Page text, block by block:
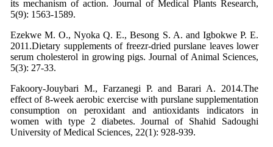
its mechanism of action. Journal of Medical Plants Research,
5(9): 1563-1589.
Ezekwe M. O., Nyoka Q. E., Besong S. A. and Igbokwe P. E.
2011.Dietary supplements of freezr-dried purslane leaves lower
serum cholesterol in growing pigs. Journal of Animal Sciences,
5(3): 27-33.
Fakoory-Jouybari M., Farzanegi P. and Barari A. 2014.The
effect of 8-week aerobic exercise with purslane supplementation
consumption on peroxidant and antioxidants indicators in
women with type 2 diabetes. Journal of Shahid Sadoughi
University of Medical Sciences, 22(1): 928-939.